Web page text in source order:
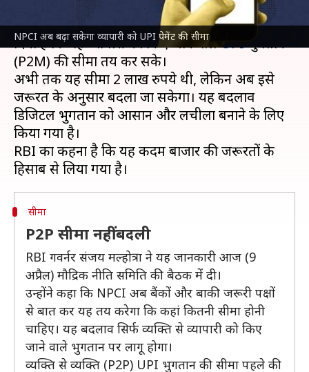
NPCI अब बढ़ा सकेगा व्यापारी को UPI पेमेंट की सीमा
भारतीय रिजर्व बैंक(RBI) ने अब NPCI को यह अधिकार
दिया है कि वह व्यापारी को किए जाने वालेUPIभुगतान
(P2M) की सीमा तय कर सके।
अभी तक यह सीमा 2 लाख रुपये थी, लेकिन अब इसे
जरूरत के अनुसार बदला जा सकेगा। यह बदलाव
डिजिटल भुगतान को आसान और लचीला बनाने के लिए
किया गया है।
RBI का कहना है कि यह कदम बाजार की जरूरतों के
सीमा
P2P सीमा नहीं बदली
RBI गवर्नर संजय मल्होत्रा ने यह जानकारी आज (9
अप्रैल) मौद्रिक नीति समिति की बैठक में दी।
उन्होंने कहा कि NPCI अब बैंकों और बाकी जरूरी पक्षों
से बात कर यह तय करेगा कि कहां कितनी सीमा होनी
चाहिए। यह बदलाव सिर्फ व्यक्ति से व्यापारी को किए
जाने वाले भुगतान पर लागू होगा।
व्यक्ति से व्यक्ति (P2P) UPI भुगतान की सीमा पहले की